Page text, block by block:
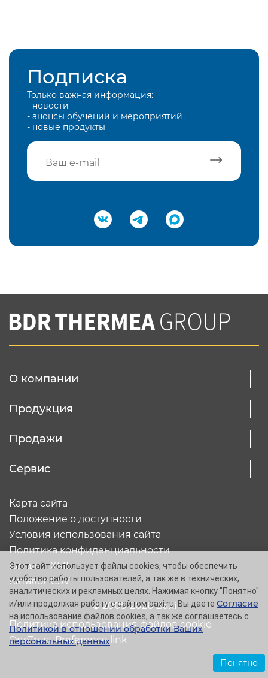
Подписка
Только важная информация:
- новости
- анонсы обучений и мероприятий
- новые продукты
Подтвердить e-mail
Вы соглашаетесь с нашей политикой
конфеденциальности
О компании
Продукция
Продажи
Сервис
© 2005-2026 Baxi
Карта сайта
Положение о доступности
Условия использования сайта
Политика конфиденциальности
Каталог XML
Каталог CSV
Политика использования файлов cookie
OneTrust Preference link
Этот сайт использует файлы cookies, чтобы обеспечить
удобство работы пользователей, а так же в технических,
аналитических и рекламных целях. Нажимая кнопку "Понятно"
и/или продолжая работу с сайтом baxi.ru, Вы даете Согласие
на использование файлов cookies, а так же соглашаетесь с
Политикой в отношении обработки Ваших
персональных данных.
Понятно